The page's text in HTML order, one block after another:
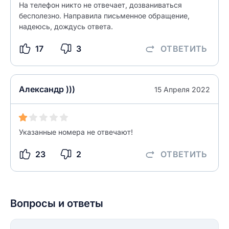
На телефон никто не отвечает, дозваниваться
бесполезно. Направила письменное обращение,
надеюсь, дождусь ответа.
17 3 ОТВЕТИТЬ
Александр ))) 15 Апреля 2022
Указанные номера не отвечают!
23 2 ОТВЕТИТЬ
Вопросы и ответы